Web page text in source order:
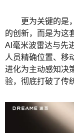
更为关键的是
的创新，而是为这
AI毫米波雷达与先
人员精确位置、移
进化为主动感知决
验，彻底打破了传